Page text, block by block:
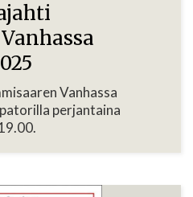
Vanhassa
perjantaina